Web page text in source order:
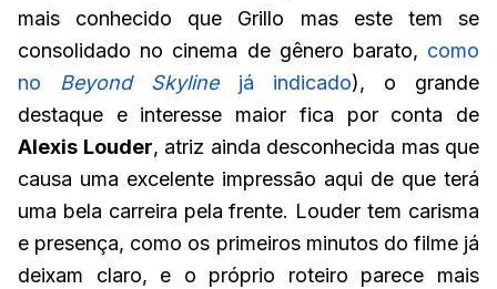
mais conhecido que Grillo mas este tem se
consolidado no cinema de gênero barato, como
no Beyond Skylinejá indicado), o grande
destaque e interesse maior fica por conta de
Alexis Louder, atriz ainda desconhecida mas que
causa uma excelente impressão aqui de que terá
uma bela carreira pela frente. Louder tem carisma
e presença, como os primeiros minutos do filme já
deixam claro, e o próprio roteiro parece mais